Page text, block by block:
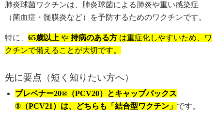
肺炎球菌ワクチンは、肺炎球菌による肺炎や重い感染症
（菌血症・髄膜炎など）を予防するためのワクチンです。
特に、 65歳以上 や 持病のある方 は重症化しやすいため、ワ
クチンで備えることが大切です。
先に要点（短く知りたい方へ）
プレベナー20®（PCV20）とキャップバックス
®（PCV21）は、どちらも「結合型ワクチン」 です。